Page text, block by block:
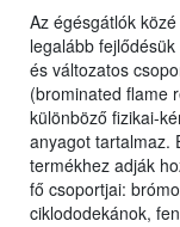
Az égésgátlók
legalább
és változatos
(brominated flame
különböző fizikai-
anyagot tartalmaz.
termékhez adják
fő csoportjai:
ciklododekánok,